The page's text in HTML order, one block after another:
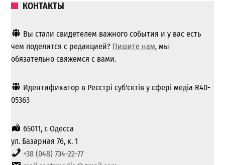
КОНТАКТЫ
Вы стали свидетелем важного события и у вас есть
чем поделится с редакцией? Пишите нам, мы
обязательно свяжемся с вами.
Идентификатор в Реєстрі суб'єктів у сфері медіа R40-
05363
65011, г. Одесса
ул. Базарная 76, к. 1
+38 (048) 734-22-77